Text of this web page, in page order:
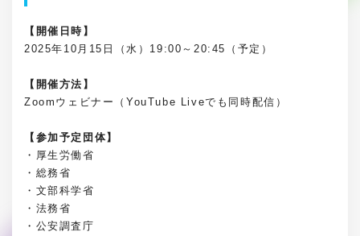
【開催日時】
2025年10月15日（水）19:00～20:45（予定）
【開催方法】
Zoomウェビナー（YouTube Liveでも同時配信）
【参加予定団体】
・厚生労働省
・総務省
・文部科学省
・法務省
・公安調査庁